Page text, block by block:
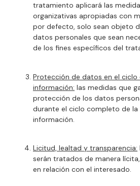
tratamiento aplicará las
organizativas apropiadas con
por defecto, solo sean objeto
datos personales que sean
de los fines específicos del
Protección de datos en el ciclo
información: las medidas que
protección de los datos
durante el ciclo completo de la
información.
Licitud, lealtad y transparencia:
serán tratados de manera
en relación con el interesado.